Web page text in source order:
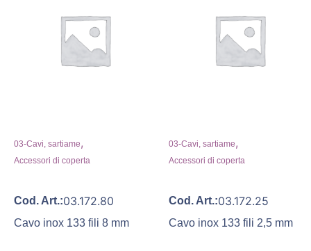
03-Cavi, sartiame,
Accessori di coperta
Cod. Art.:03.172.80
Cavo inox 133 fili 8 mm
03-Cavi, sartiame,
Accessori di coperta
Cod. Art.:03.172.25
Cavo inox 133 fili 2,5 mm